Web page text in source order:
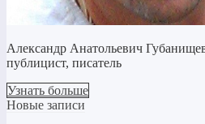
Александр Анатольевич
публицист, писатель
Узнать больше
Новые записи